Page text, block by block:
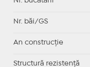
Nr. băi/GS
An construcție
Structură rezistență